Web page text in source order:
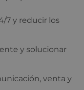
7 y reducir los
y solucionar
venta y